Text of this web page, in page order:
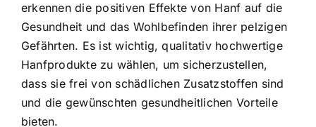
erkennen die positiven Effekte von Hanf auf die
Gesundheit und das Wohlbefinden ihrer pelzigen
Gefährten. Es ist wichtig, qualitativ hochwertige
Hanfprodukte zu wählen, um sicherzustellen,
dass sie frei von schädlichen Zusatzstoffen sind
und die gewünschten gesundheitlichen Vorteile
bieten.